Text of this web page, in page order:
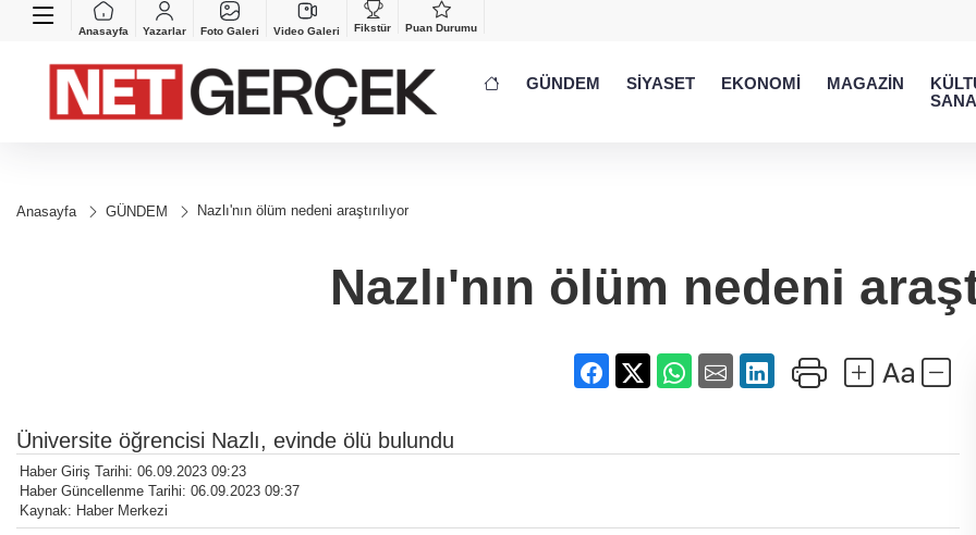
Anasayfa Yazarlar Foto Galeri Video Galeri Fikstür Puan Durumu
GÜNDEM SİYASET EKONOMİ MAGAZİN
Anasayfa GÜNDEM Nazlı'nın ölüm nedeni araştırılıyor
Nazlı'nın ölüm nedeni
Üniversite öğrencisi Nazlı, evinde ölü bulundu
Haber Giriş Tarihi: 06.09.2023 09:23
Haber Güncellenme Tarihi: 06.09.2023 09:37
Kaynak: Haber Merkezi